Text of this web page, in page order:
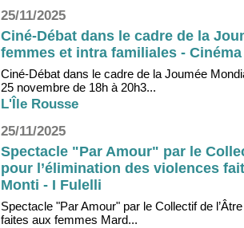
25/11/2025
Ciné-Débat dans le cadre de la
femmes et intra familiales -
Ciné-Débat dans le cadre de la Joumée
25 novembre de 18h à 20h3...
L'Île Rousse
25/11/2025
Spectacle "Par Amour" par le
pour l’élimination des violences
Monti - I Fulelli
Spectacle "Par Amour" par le Collectif de
faites aux femmes Mard...